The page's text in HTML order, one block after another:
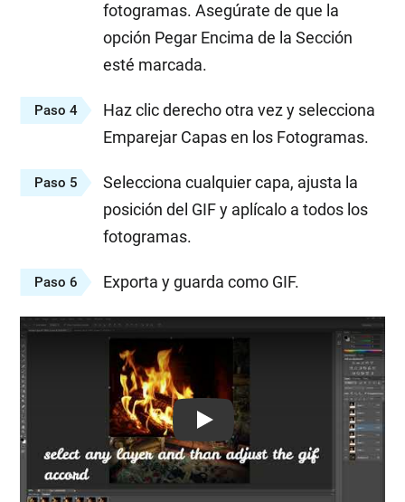
fotogramas. Asegúrate de que la
opción Pegar Encima de la Sección
esté marcada.
Paso 4
Haz clic derecho otra vez y selecciona
Emparejar Capas en los Fotogramas.
Paso 5
Selecciona cualquier capa, ajusta la
posición del GIF y aplícalo a todos los
fotogramas.
Paso 6 Exporta y guarda como GIF.
Play: Keynote (Google I/O '18)